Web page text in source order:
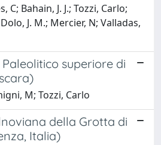
C; Bahain, J. J.; Tozzi, Carlo;
J. M.; Mercier, N; Valladas,
superiore di
M; Tozzi, Carlo
della Grotta di
Italia)